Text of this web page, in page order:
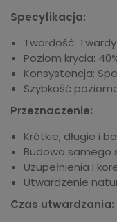
Specyfikacja:
Twardość: Twardy
Poziom krycia:
Konsystencja:
Szybkość
Przeznaczenie:
Krótkie, długie i
Budowa samego
Uzupełnienia i
Utwardzenie
Czas utwardzania: